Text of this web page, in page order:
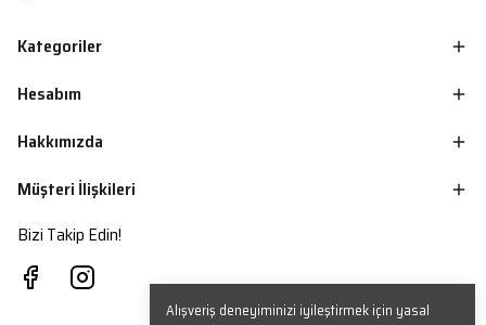
Alışveriş deneyiminizi iyileştirmek için yasal
Kategoriler
Hesabım
Hakkımızda
Müşteri İlişkileri
Bizi Takip Edin!